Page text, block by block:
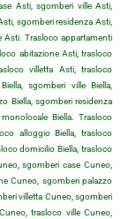
Asti, sgomberi ville Asti,
sgomberi residenza Asti,
Asti. Trasloco appartamenti
abitazione Asti, trasloco
villetta Asti, trasloco
sgomberi ville Biella,
Biella, sgomberi residenza
Biella. Trasloco
alloggio Biella, trasloco
domicilio Biella, trasloco
sgomberi case Cuneo,
Cuneo, sgomberi palazzo
villetta Cuneo, sgomberi
trasloco ville Cuneo,